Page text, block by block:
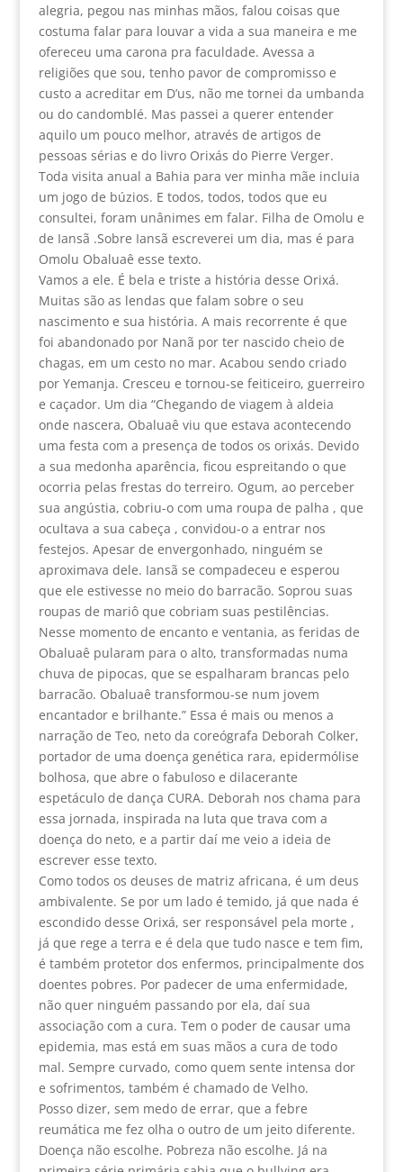
alegria, pegou nas minhas mãos, falou coisas que
costuma falar para louvar a vida a sua maneira e me
ofereceu uma carona pra faculdade. Avessa a
religiões que sou, tenho pavor de compromisso e
custo a acreditar em D’us, não me tornei da umbanda
ou do candomblé. Mas passei a querer entender
aquilo um pouco melhor, através de artigos de
pessoas sérias e do livro Orixás do Pierre Verger.
Toda visita anual a Bahia para ver minha mãe incluia
um jogo de búzios. E todos, todos, todos que eu
consultei, foram unânimes em falar. Filha de Omolu e
de Iansã .Sobre Iansã escreverei um dia, mas é para
Omolu Obaluaê esse texto.
Vamos a ele. É bela e triste a história desse Orixá.
Muitas são as lendas que falam sobre o seu
nascimento e sua história. A mais recorrente é que
foi abandonado por Nanã por ter nascido cheio de
chagas, em um cesto no mar. Acabou sendo criado
por Yemanja. Cresceu e tornou-se feiticeiro, guerreiro
e caçador. Um dia “Chegando de viagem à aldeia
onde nascera, Obaluaê viu que estava acontecendo
uma festa com a presença de todos os orixás. Devido
a sua medonha aparência, ficou espreitando o que
ocorria pelas frestas do terreiro. Ogum, ao perceber
sua angústia, cobriu-o com uma roupa de palha , que
ocultava a sua cabeça , convidou-o a entrar nos
festejos. Apesar de envergonhado, ninguém se
aproximava dele. Iansã se compadeceu e esperou
que ele estivesse no meio do barracão. Soprou suas
roupas de mariô que cobriam suas pestilências.
Nesse momento de encanto e ventania, as feridas de
Obaluaê pularam para o alto, transformadas numa
chuva de pipocas, que se espalharam brancas pelo
barracão. Obaluaê transformou-se num jovem
encantador e brilhante.” Essa é mais ou menos a
narração de Teo, neto da coreógrafa Deborah Colker,
portador de uma doença genética rara, epidermólise
bolhosa, que abre o fabuloso e dilacerante
espetáculo de dança CURA. Deborah nos chama para
essa jornada, inspirada na luta que trava com a
doença do neto, e a partir daí me veio a ideia de
escrever esse texto.
Como todos os deuses de matriz africana, é um deus
ambivalente. Se por um lado é temido, já que nada é
escondido desse Orixá, ser responsável pela morte ,
já que rege a terra e é dela que tudo nasce e tem fim,
é também protetor dos enfermos, principalmente dos
doentes pobres. Por padecer de uma enfermidade,
não quer ninguém passando por ela, daí sua
associação com a cura. Tem o poder de causar uma
epidemia, mas está em suas mãos a cura de todo
mal. Sempre curvado, como quem sente intensa dor
e sofrimentos, também é chamado de Velho.
Posso dizer, sem medo de errar, que a febre
reumática me fez olha o outro de um jeito diferente.
Doença não escolhe. Pobreza não escolhe. Já na